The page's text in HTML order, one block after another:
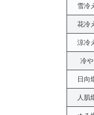
雪冷
花冷
涼冷
冷や
日向
人肌